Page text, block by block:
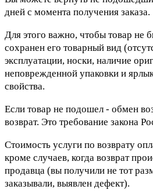
дней с момента получения заказа.
Для этого важно, чтобы товар не
сохранен его товарный вид
эксплуатации, носки, наличие
неповрежденной упаковки и
свойства.
Если товар не подошел - обмен
возврат. Это требование закона
Стоимость услуги по возврату
кроме случаев, когда возврат
продавца (вы получили не тот
заказывали, выявлен дефект).